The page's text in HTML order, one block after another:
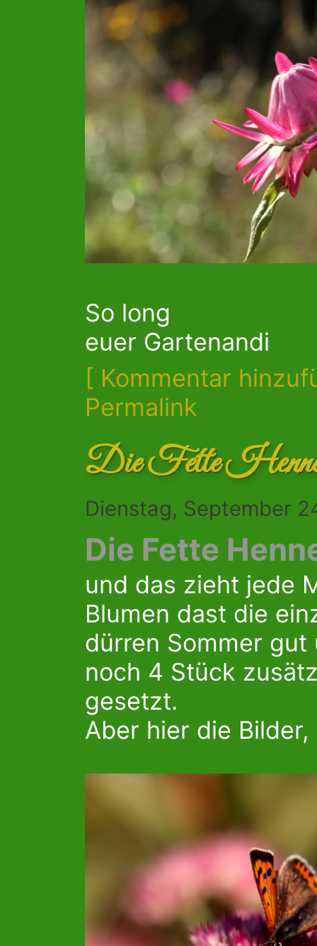
So long
euer Gartenandi
[ Kommentar
Permalink
Die Fette
Dienstag, September
Die Fette
und das zieht jede
Blumen dast die
dürren Sommer
noch 4 Stück
gesetzt.
Aber hier die